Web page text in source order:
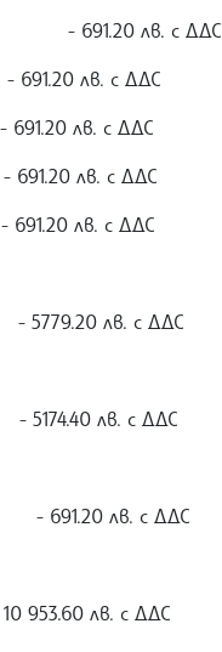
- 691.20 лв. с ДДС
лв. с ДДС
лв. с ДДС
лв. с ДДС
лв. с ДДС
лв. с ДДС
лв. с ДДС
лв. с ДДС
лв. с ДДС